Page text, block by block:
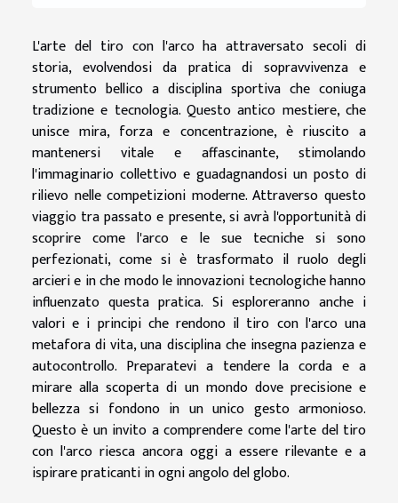
L'arte del tiro con l'arco ha attraversato secoli di
storia, evolvendosi da pratica di sopravvivenza e
strumento bellico a disciplina sportiva che coniuga
tradizione e tecnologia. Questo antico mestiere, che
unisce mira, forza e concentrazione, è riuscito a
mantenersi vitale e affascinante, stimolando
l'immaginario collettivo e guadagnandosi un posto di
rilievo nelle competizioni moderne. Attraverso questo
viaggio tra passato e presente, si avrà l'opportunità di
scoprire come l'arco e le sue tecniche si sono
perfezionati, come si è trasformato il ruolo degli
arcieri e in che modo le innovazioni tecnologiche hanno
influenzato questa pratica. Si esploreranno anche i
valori e i principi che rendono il tiro con l'arco una
metafora di vita, una disciplina che insegna pazienza e
autocontrollo. Preparatevi a tendere la corda e a
mirare alla scoperta di un mondo dove precisione e
bellezza si fondono in un unico gesto armonioso.
Questo è un invito a comprendere come l'arte del tiro
con l'arco riesca ancora oggi a essere rilevante e a
ispirare praticanti in ogni angolo del globo.